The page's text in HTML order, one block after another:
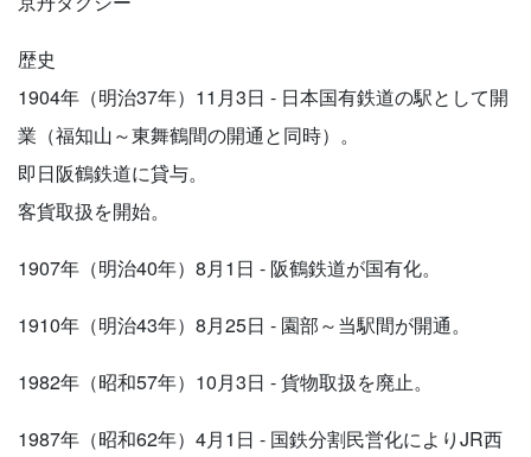
歴史
1904年（明治37年）11月3日 - 日本国有鉄道の駅として開
業（福知山～東舞鶴間の開通と同時）。
即日阪鶴鉄道に貸与。
客貨取扱を開始。
1907年（明治40年）8月1日 - 阪鶴鉄道が国有化。
1910年（明治43年）8月25日 - 園部～当駅間が開通。
1982年（昭和57年）10月3日 - 貨物取扱を廃止。
1987年（昭和62年）4月1日 - 国鉄分割民営化によりJR西